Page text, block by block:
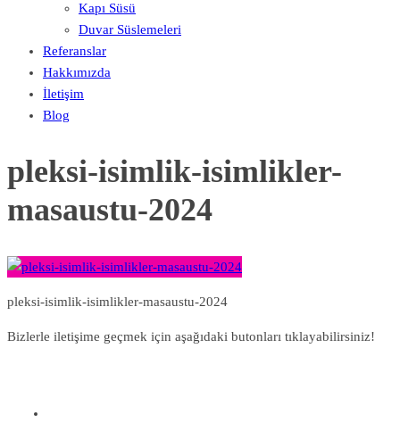
Kapı Süsü
Duvar Süslemeleri
Referanslar
Hakkımızda
İletişim
Blog
pleksi-isimlik-isimlikler-
masaustu-2024
pleksi-isimlik-isimlikler-masaustu-2024
Bizlerle iletişime geçmek için aşağıdaki butonları tıklayabilirsiniz!